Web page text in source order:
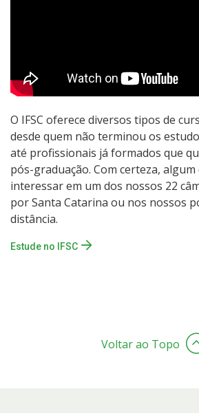
O IFSC oferece diversos tipos de
desde quem não terminou os
até profissionais já formados que
pós-graduação. Com certeza,
interessar em um dos nossos 22
por Santa Catarina ou nos nossos
distância.
Estude no IFSC
Voltar ao Topo